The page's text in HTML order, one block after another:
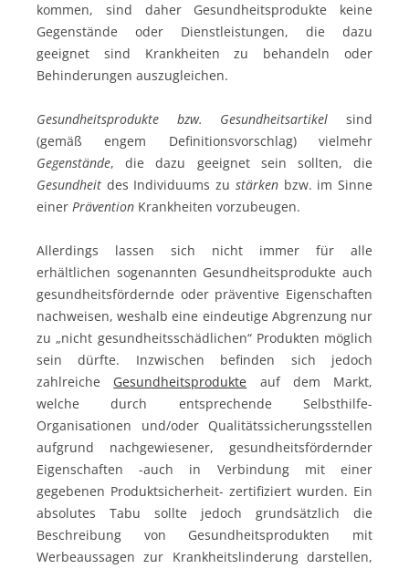
kommen, sind daher Gesundheitsprodukte keine
Gegenstände oder Dienstleistungen, die dazu
geeignet sind Krankheiten zu behandeln oder
Behinderungen auszugleichen.
Gesundheitsprodukte bzw. Gesundheitsartikel sind
(gemäß engem Definitionsvorschlag) vielmehr
Gegenstände, die dazu geeignet sein sollten, die
Gesundheit des Individuums zu stärkenbzw. im Sinne
einer Prävention Krankheiten vorzubeugen.
Allerdings lassen sich nicht immer für alle
erhältlichen sogenannten Gesundheitsprodukte auch
gesundheitsfördernde oder präventive Eigenschaften
nachweisen, weshalb eine eindeutige Abgrenzung nur
zu „nicht gesundheitsschädlichen“ Produkten möglich
sein dürfte. Inzwischen befinden sich jedoch
zahlreiche Gesundheitsprodukte auf dem Markt,
welche durch entsprechende Selbsthilfe-
Organisationen und/oder Qualitätssicherungsstellen
aufgrund nachgewiesener, gesundheitsfördernder
Eigenschaften -auch in Verbindung mit einer
gegebenen Produktsicherheit- zertifiziert wurden. Ein
absolutes Tabu sollte jedoch grundsätzlich die
Beschreibung von Gesundheitsprodukten mit
Werbeaussagen zur Krankheitslinderung darstellen,